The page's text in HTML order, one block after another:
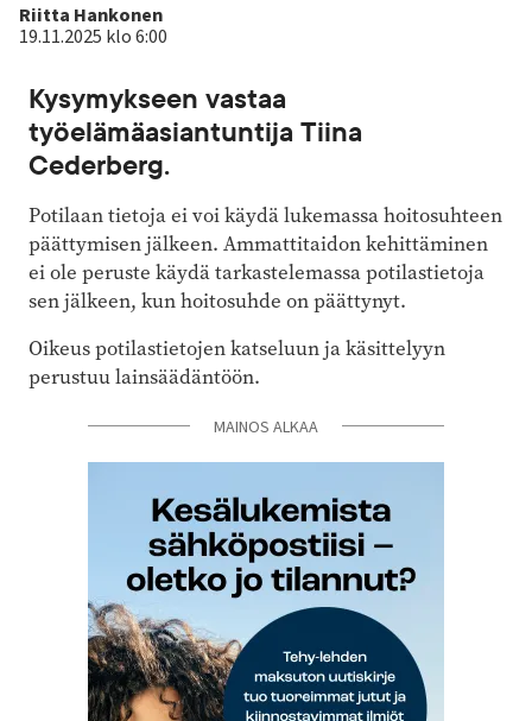
Kirjoittaja
Riitta Hankonen
19.11.2025 klo 6:00
Kysymykseen vastaa
työelämäasiantuntija Tiina
Cederberg.
Potilaan tietoja ei voi käydä lukemassa hoitosuhteen
päättymisen jälkeen. ­Ammattitaidon kehittäminen
ei ole peruste käydä tarkastelemassa potilastietoja
sen jälkeen, kun hoitosuhde on päättynyt.
Oikeus potilastietojen katseluun ja käsittelyyn
perustuu lainsäädäntöön.
MAINOS ALKAA